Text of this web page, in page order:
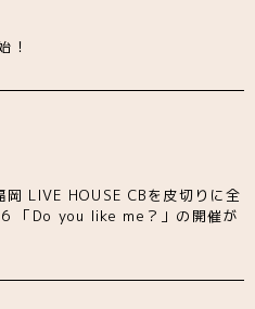
！
LIVE HOUSE CBを皮切りに全
「Do you like me？」の開催が